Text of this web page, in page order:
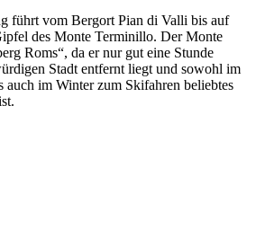
führt vom Bergort Pian di Valli bis auf
des Monte Terminillo. Der Monte
Roms“, da er nur gut eine Stunde
Stadt entfernt liegt und sowohl im
auch im Winter zum Skifahren beliebtes